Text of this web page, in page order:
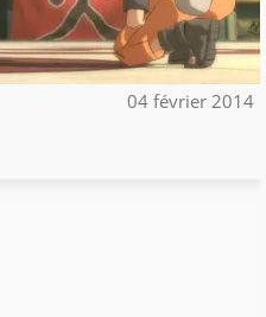
04 février 2014